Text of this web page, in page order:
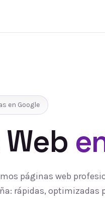
en Google
páginas web
rápidas, optimizadas